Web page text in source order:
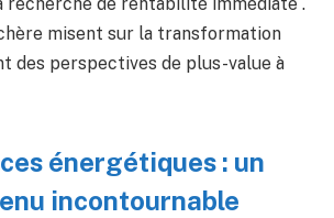
misent sur la transformation
des perspectives de plus-value à
énergétiques : un
incontournable